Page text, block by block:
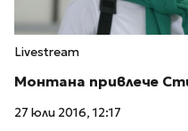
Livestream
Монтана привлече
27 юли 2016, 12:17